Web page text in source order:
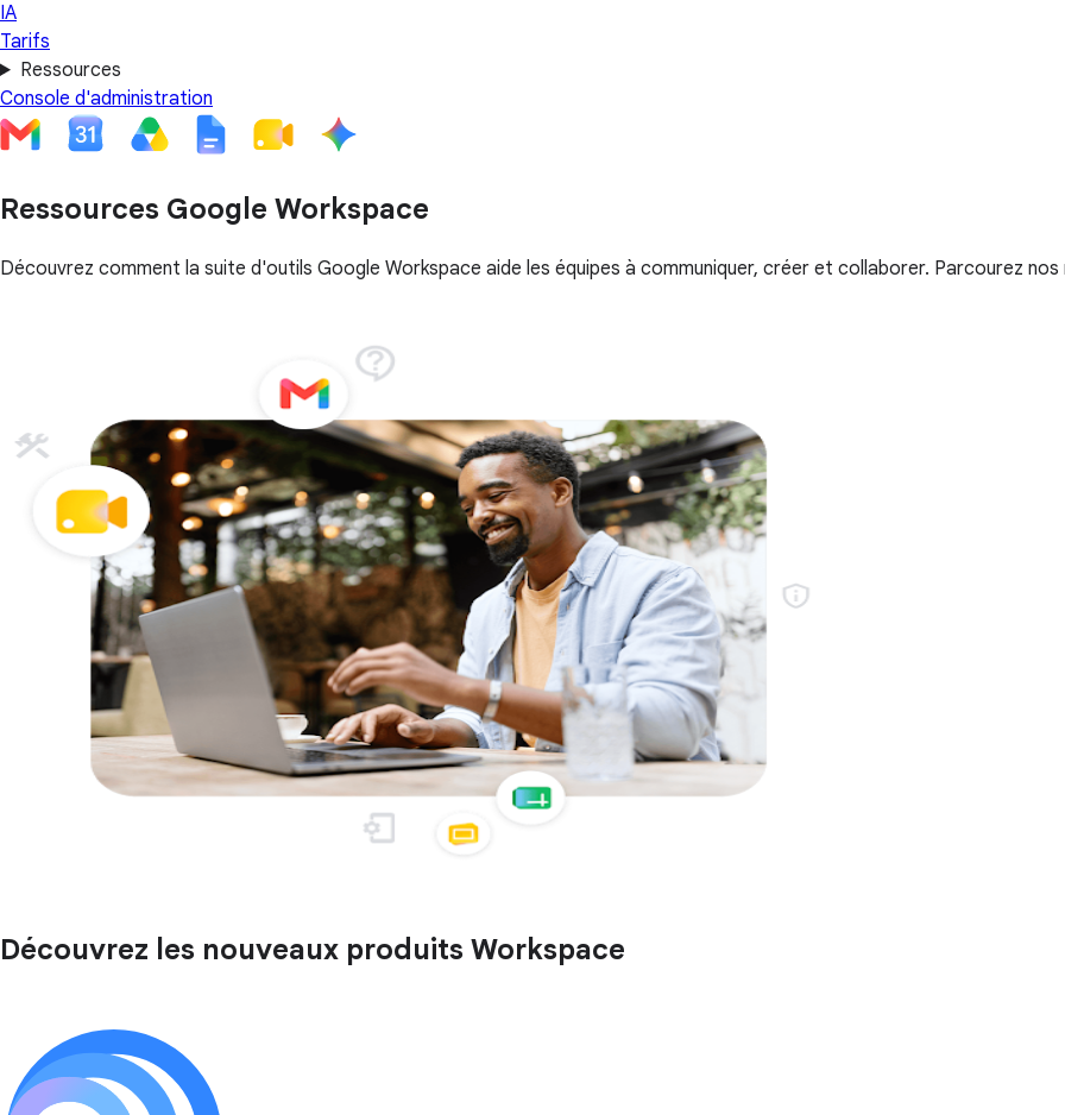
IA
Tarifs
Ressources
Console d'administration
Ressources Google Workspace
Découvrez comment la suite d'outils Google Workspace aide les équipes à communiquer, créer et collaborer. Parcourez
Découvrez les nouveaux produits Workspace